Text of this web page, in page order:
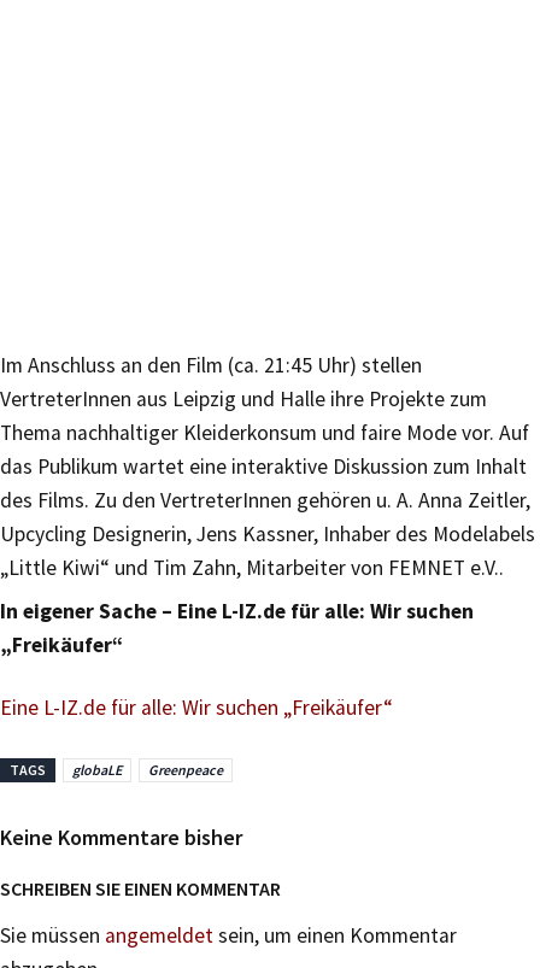
Im Anschluss an den Film (ca. 21:45 Uhr) stellen
VertreterInnen aus Leipzig und Halle ihre Projekte zum
Thema nachhaltiger Kleiderkonsum und faire Mode vor. Auf
das Publikum wartet eine interaktive Diskussion zum Inhalt
des Films. Zu den VertreterInnen gehören u. A. Anna Zeitler,
Upcycling Designerin, Jens Kassner, Inhaber des Modelabels
„Little Kiwi“ und Tim Zahn, Mitarbeiter von FEMNET e.V..
In eigener Sache – Eine L-IZ.de für alle: Wir suchen
„Freikäufer“
Eine L-IZ.de für alle: Wir suchen „Freikäufer“
TAGS globaLE Greenpeace
Keine Kommentare bisher
SCHREIBEN SIE EINEN KOMMENTAR
Sie müssen angemeldetsein, um einen Kommentar